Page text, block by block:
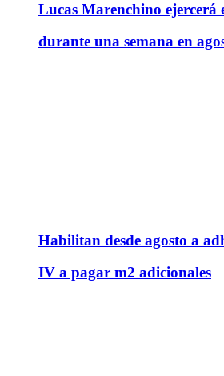
Lucas Marenchino ejercerá
durante una semana en
Habilitan desde agosto a
IV a pagar m2 adicionales